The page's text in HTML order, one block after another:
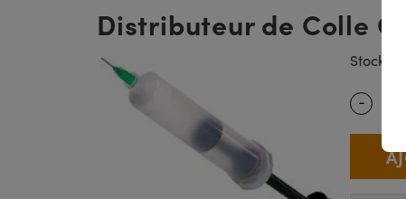
Distributeur de Colle
Stock
-